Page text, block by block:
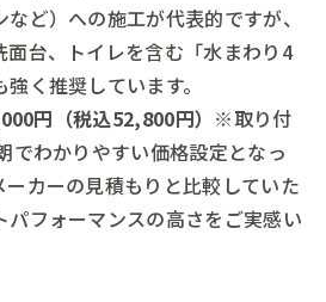
ど）への施工が代表的ですが、
面台、トイレを含む「水まわり4
く推奨しています。
円（税込52,800円） ※取り付
でわかりやすい価格設定となっ
カーの見積もりと比較していた
パフォーマンスの高さをご実感い